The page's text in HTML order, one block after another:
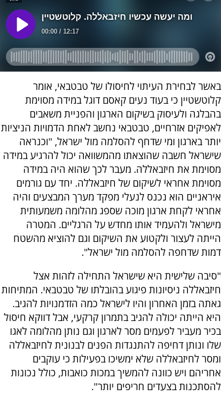
באשר לבחירת העיתוי לחיסולו של טבטבאי, אומר
קלוטשטיין כי בעוד נעים קאסם דוגל במידה מסוימת
בהבלגה ולעיסוק בשיקום הארגון והפניית משאבים
לאפיקים אזרחיים, טבטבאי נחשב לאחת הדמויות הניציות
יותר בארגון ומי שדחף להסלמה מול ישראל, "וכנראה
שישראל חשבה שהוצאתו מהמשוואה יכול להרגיע במידה
מסוימת את חיזבאללה. מעבר לכך שהוא היה במידה
מסוימת אחראי לשיקום של חיזבאללה. יחד עם גורמים
איראניים הוא נכנס לנעלי מפקד מערך המבצעים והיה
אחראי לקחת ארגון מוכה שספג מהלומה משמעותית
מישראל ולהעמיד אותו מחדש על הרגליים. המטרה
הייתה לעצור ולקטוע את השיקום וגם להוציא מהשטח
דמות שדחפה להסלמה מול ישראל".
"סיבה שלישית היא שישראל התחילה לזהות אצל
חיזבאללה ניסיונות פיגוע בהובלתו של טבטבאי. המתיחות
גאתה בזמן האחרון והיו לישראל כמה הזדמנויות להגיב.
היא הייתה יכולה להגיב בתמרון קרקעי, אבל דווקא חיסול
בכיר מעביר לפעמים מסר לארגון וגם נותן מהלומה לאגו
שלו ונותן דחיפה להתנגדות הפנים לבנונית לחיזבאללה
ומסר לחיזבאללה שלא ימשיכו בפעילות כי עוקבים
אחריהם ויש כוונה להמשיך במכות כואבות, כולל נכונות
להסתכנות בצעדים חריפים יותר".